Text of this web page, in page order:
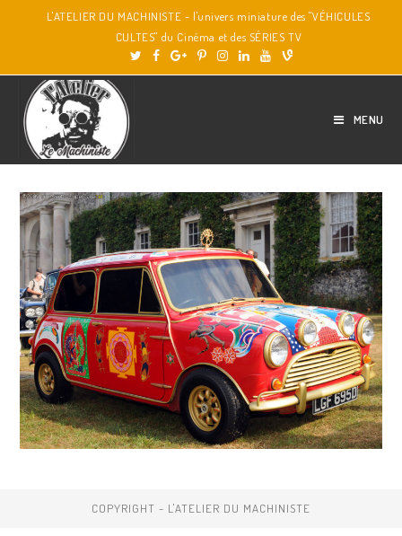
L'ATELIER DU MACHINISTE - l'univers miniature des "VÉHICULES
CULTES" du Cinéma et des SÉRIES TV
MENU
COPYRIGHT - L'ATELIER DU MACHINISTE